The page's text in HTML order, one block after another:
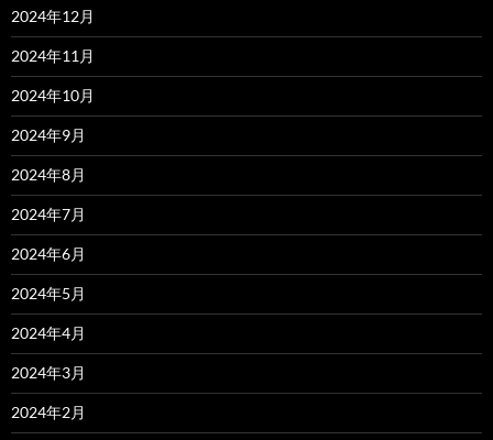
2024年12月
2024年11月
2024年10月
2024年9月
2024年8月
2024年7月
2024年6月
2024年5月
2024年4月
2024年3月
2024年2月